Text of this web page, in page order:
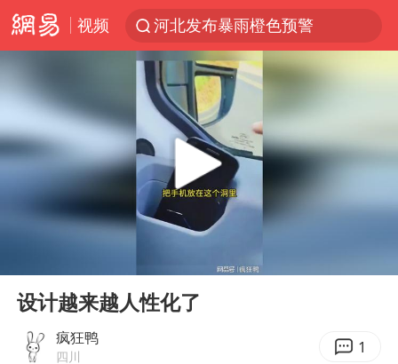
视频
河北发布暴雨橙色预警
贾冰私人饭局被偷拍
路虎卫士110 HSE限时降价
上海鼓励居家办公
部分银行上调存款利率
小沈阳加盟《披荆斩棘》
Play
设计越来越人性化了
疯狂鸭
四川 1